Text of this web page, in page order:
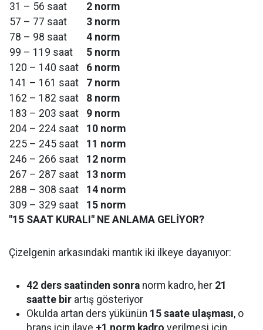
31 – 56 saat
2 norm
57 – 77 saat
3 norm
78 – 98 saat
4 norm
99 – 119 saat
5 norm
120 – 140 saat
6 norm
141 – 161 saat
7 norm
162 – 182 saat
8 norm
183 – 203 saat
9 norm
204 – 224 saat
10 norm
225 – 245 saat
11 norm
246 – 266 saat
12 norm
267 – 287 saat
13 norm
288 – 308 saat
14 norm
309 – 329 saat
15 norm
"15 SAAT KURALI" NE ANLAMA GELİYOR?
Çizelgenin arkasındaki mantık iki ilkeye dayanıyor:
42 ders saatinden sonra norm kadro, her 21
saatte bir artış gösteriyor
Okulda artan ders yükünün 15 saate ulaşması, o
branş için ilave +1 norm kadro verilmesi için